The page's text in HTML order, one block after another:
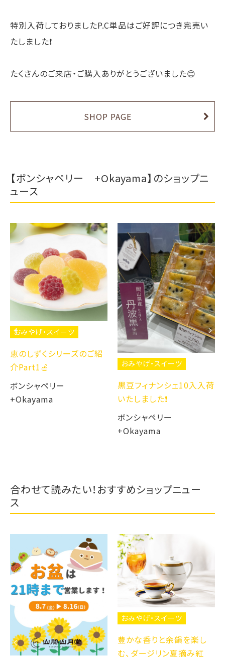
特別入荷しておりましたP.C単品はご好評につき完売い
たしました❗️
たくさんのご来店・ご購入ありがとうございました😊
SHOP PAGE
【ボンシャペリー +Okayama】のショップニ
ュース
おみやげ・スイーツ
恵のしずくシリーズのご紹
介Part1🍎
ボンシャペリー
+Okayama
おみやげ・スイーツ
黒豆フィナンシェ10入入荷
いたしました❗️
ボンシャペリー
+Okayama
合わせて読みたい！おすすめショップニュー
ス
おみやげ・スイーツ
豊かな香りと余韻を楽し
む、ダージリン夏摘み紅